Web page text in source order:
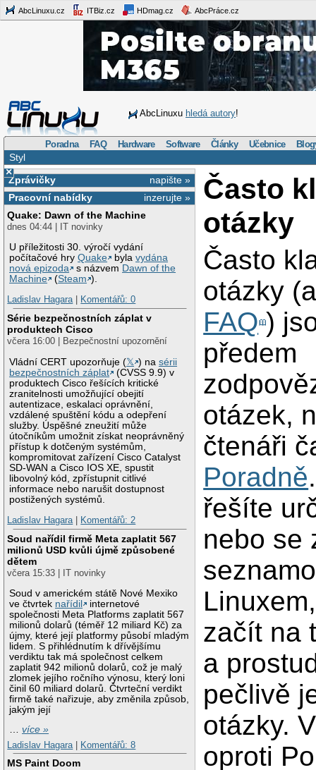
AbcLinuxu.cz ITBiz.cz HDmag.cz AbcPráce.cz
AbcLinuxu hledá autory!
Poradna FAQ Hardware Software Články Učebnice
Styl
×
napište »
Zprávičky
inzerujte »
Pracovní nabídky
Quake: Dawn of the Machine
dnes 04:44 | IT novinky
U příležitosti 30. výročí vydání
počítačové hryQuake bylavydána
nová epizoda
s názvem Dawn of the
Machine
(Steam ).
Ladislav Hagara| Komentářů: 0
Série bezpečnostních záplat v
produktech Cisco
včera 16:00 | Bezpečnostní upozornění
Vládní CERT upozorňuje (𝕏 ) nasérii
bezpečnostních záplat
(CVSS 9.9) v
produktech Cisco řešících kritické
zranitelnosti umožňující obejití
autentizace, eskalaci oprávnění,
vzdálené spuštění kódu a odepření
služby. Úspěšné zneužití může
útočníkům umožnit získat neoprávněný
přístup k dotčeným systémům,
kompromitovat zařízení Cisco Catalyst
SD-WAN a Cisco IOS XE, spustit
libovolný kód, zpřístupnit citlivé
informace nebo narušit dostupnost
postižených systémů.
Ladislav Hagara| Komentářů: 2
Soud nařídil firmě Meta zaplatit 567
milionů USD kvůli újmě způsobené
dětem
včera 15:33 | IT novinky
Soud v americkém státě Nové Mexiko
ve čtvrtek nařídil
internetové
společnosti Meta Platforms zaplatit 567
milionů dolarů (téměř 12 miliard Kč) za
újmy, které její platformy působí mladým
lidem. S přihlédnutím k dřívějšímu
verdiktu tak má společnost celkem
zaplatit 942 milionů dolarů, což je malý
zlomek jejího ročního výnosu, který loni
činil 60 miliard dolarů. Čtvrteční verdikt
firmě také nařizuje, aby změnila způsob,
jakým její
…více »
Ladislav Hagara
Komentářů: 8
MS Paint Doom
Často
otázky
Často
otázky
FAQ )
předem
otázek,
čtenáři
Poradně
řešíte
nebo se
začít na
a
pečlivě
otázky.
oproti